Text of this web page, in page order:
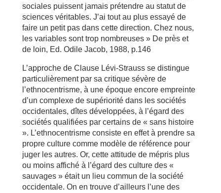
sociales puissent jamais prétendre au statut de
sciences véritables. J’ai tout au plus essayé de
faire un petit pas dans cette direction. Chez nous,
les variables sont trop nombreuses » De près et
de loin, Ed. Odile Jacob, 1988, p.146
L’approche de Clause Lévi-Strauss se distingue
particulièrement par sa critique sévère de
l’ethnocentrisme, à une époque encore empreinte
d’un complexe de supériorité dans les sociétés
occidentales, dîtes développées, à l’égard des
sociétés qualifiées par certains de « sans histoire
». L’ethnocentrisme consiste en effet à prendre sa
propre culture comme modèle de référence pour
juger les autres. Or, cette attitude de mépris plus
ou moins affiché à l’égard des culture des «
sauvages » était un lieu commun de la société
occidentale. On en trouve d’ailleurs l’une des